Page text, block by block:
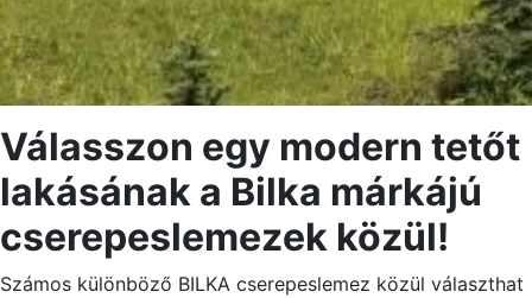
Válasszon egy modern tetőt
lakásának a Bilka márkájú
cserepeslemezek közül!
Számos különböző BILKA cserepeslemez közül választhat